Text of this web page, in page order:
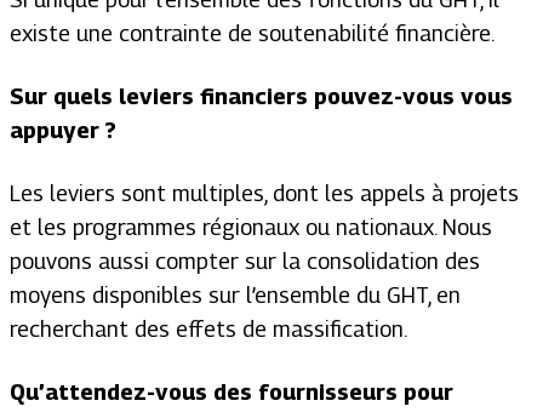
existe une contrainte de soutenabilité financière.
Sur quels leviers financiers pouvez-vous vous
appuyer ?
Les leviers sont multiples, dont les appels à projets
et les programmes régionaux ou nationaux. Nous
pouvons aussi compter sur la consolidation des
moyens disponibles sur l’ensemble du GHT, en
recherchant des effets de massification.
Qu’attendez-vous des fournisseurs pour